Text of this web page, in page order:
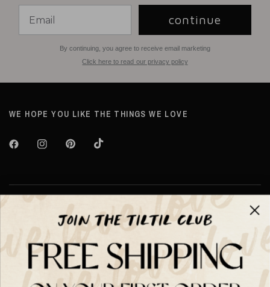
continue
By continuing, you agree to receive email marketing
Click here to read our privacy policy
WE HOPE YOU LIKE THE THINGS WE LOVE
Over TILTIL
Help